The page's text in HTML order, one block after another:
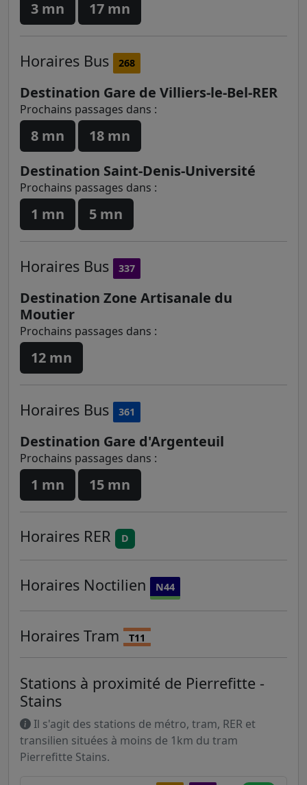
3 mn 17 mn
Horaires Bus 268
Destination Gare de Villiers-le-Bel-RER
Prochains passages dans :
8 mn
18 mn
Destination Saint-Denis-Université
Prochains passages dans :
1 mn 5 mn
Horaires Bus 337
Destination Zone Artisanale du
Moutier
Prochains passages dans :
12 mn
Horaires Bus 361
Destination Gare d'Argenteuil
Prochains passages dans :
1 mn 15 mn
Horaires RER D
Horaires Noctilien N44
Horaires Tram T11
Stations à proximité de Pierrefitte -
Stains
Il s'agit des stations de métro, tram, RER et
transilien situées à moins de 1km du tram
Pierrefitte Stains.